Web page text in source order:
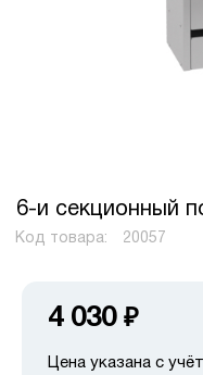
6-и секционный
Код товара: 20057
4 030 ₽
Цена указана с